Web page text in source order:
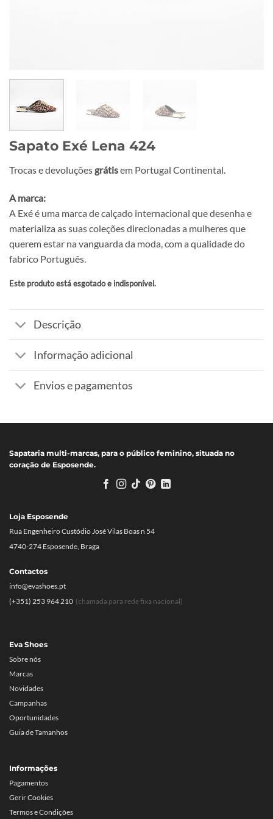
Sapato Exé Lena 424
Trocas e devoluções grátisem Portugal Continental.
A marca:
A Exé é uma marca de calçado internacional que desenha e
materializa as suas coleções direcionadas a mulheres que
querem estar na vanguarda da moda, com a qualidade do
fabrico Português.
Este produto está esgotado e indisponível.
Alternative:
Descrição
Informação adicional
Envios e pagamentos
Sapataria multi-marcas, para o público feminino, situada no
coração de Esposende.
Eva Shoes
Sobre nós
Marcas
Novidades
Campanhas
Oportunidades
Guia de Tamanhos
Informações
Pagamentos
Gerir Cookies
Termos e Condições
Loja Esposende
Rua Engenheiro Custódio José Vilas Boas n 54
4740-274 Esposende, Braga
Contactos
info@evashoes.pt
(+351) 253 964 210 (chamada para rede fixa nacional)